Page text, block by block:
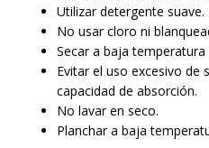
Utilizar detergente suave.
No usar cloro ni
Secar a baja temperatura
Evitar el uso excesivo de
capacidad de absorción.
No lavar en seco.
Planchar a baja